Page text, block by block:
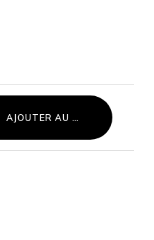
AJOUTER AU PANIER